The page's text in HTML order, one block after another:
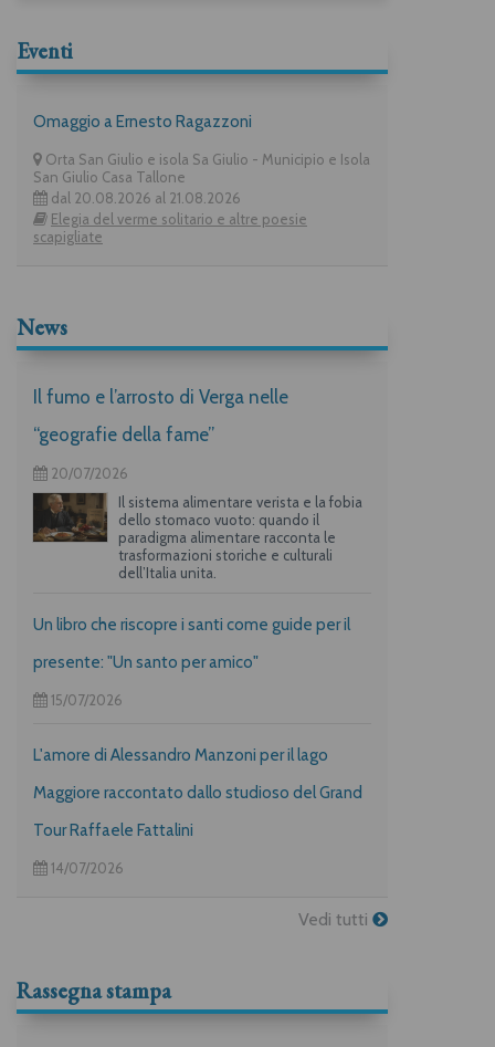
Eventi
Omaggio a Ernesto Ragazzoni
Orta San Giulio e isola Sa Giulio - Municipio e Isola
San Giulio Casa Tallone
dal 20.08.2026 al 21.08.2026
Elegia del verme solitario e altre poesie
scapigliate
News
Il fumo e l’arrosto di Verga nelle
“geografie della fame”
20/07/2026
Il sistema alimentare verista e la fobia
dello stomaco vuoto: quando il
paradigma alimentare racconta le
trasformazioni storiche e culturali
dell’Italia unita.
Un libro che riscopre i santi come guide per il
presente: "Un santo per amico"
15/07/2026
L'amore di Alessandro Manzoni per il lago
Maggiore raccontato dallo studioso del Grand
Tour Raffaele Fattalini
14/07/2026
Vedi tutti
Rassegna stampa